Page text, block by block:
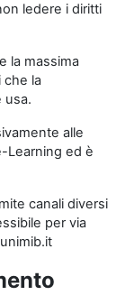
ledere i diritti
la massima
che la
usa.
alle
Learning ed è
canali diversi
per via